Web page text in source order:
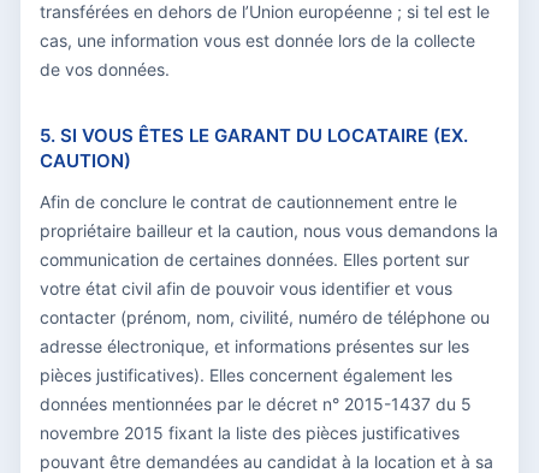
transférées en dehors de l’Union européenne ; si tel est le
cas, une information vous est donnée lors de la collecte
de vos données.
5. SI VOUS ÊTES LE GARANT DU LOCATAIRE (EX.
CAUTION)
Afin de conclure le contrat de cautionnement entre le
propriétaire bailleur et la caution, nous vous demandons la
communication de certaines données. Elles portent sur
votre état civil afin de pouvoir vous identifier et vous
contacter (prénom, nom, civilité, numéro de téléphone ou
adresse électronique, et informations présentes sur les
pièces justificatives). Elles concernent également les
données mentionnées par le décret n° 2015-1437 du 5
novembre 2015 fixant la liste des pièces justificatives
pouvant être demandées au candidat à la location et à sa